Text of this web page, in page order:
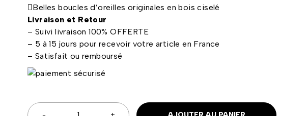
Belles boucles d’oreilles originales en bois ciselé
Livraison et Retour
– Suivi livraison 100% OFFERTE
– 5 à 15 jours pour recevoir votre article en France
– Satisfait ou remboursé